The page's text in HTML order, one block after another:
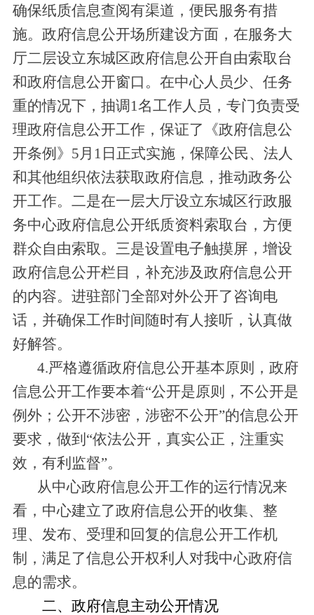
确保纸质信息查阅有渠道，便民服务有措
施。政府信息公开场所建设方面，在服务大
厅二层设立东城区政府信息公开自由索取台
和政府信息公开窗口。在中心人员少、任务
重的情况下，抽调1名工作人员，专门负责受
理政府信息公开工作，保证了《政府信息公
开条例》5月1日正式实施，保障公民、法人
和其他组织依法获取政府信息，推动政务公
开工作。二是在一层大厅设立东城区行政服
务中心政府信息公开纸质资料索取台，方便
群众自由索取。三是设置电子触摸屏，增设
政府信息公开栏目，补充涉及政府信息公开
的内容。进驻部门全部对外公开了咨询电
话，并确保工作时间随时有人接听，认真做
好解答。
4.严格遵循政府信息公开基本原则，政府
信息公开工作要本着“公开是原则，不公开是
例外；公开不涉密，涉密不公开”的信息公开
要求，做到“依法公开，真实公正，注重实
效，有利监督”。
从中心政府信息公开工作的运行情况来
看，中心建立了政府信息公开的收集、整
理、发布、受理和回复的信息公开工作机
制，满足了信息公开权利人对我中心政府信
息的需求。
二、政府信息主动公开情况